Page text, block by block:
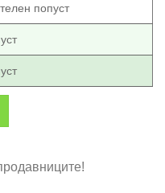
попуст
количина